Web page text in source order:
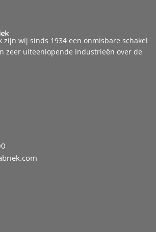
zijn wij sinds 1934 een onmisbare schakel
zeer uiteenlopende industrieën over de